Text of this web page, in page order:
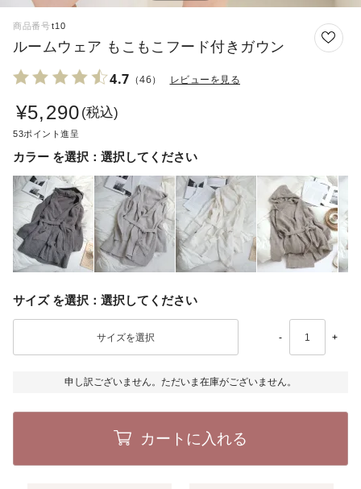
商品番号 t10
ルームウェア もこもこフード付きガウン
4.7 （46） レビューを見る
¥5,290 税込
53
カラー 選択してください
サイズ 選択してください
- +
申し訳ございません。ただいま在庫がございません。
カートに入れる